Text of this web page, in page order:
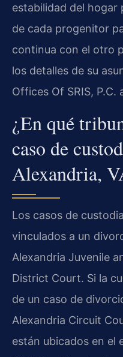
estabilidad del hogar
de cada progenitor
continua con el otro
los detalles de su
Offices Of SRIS, P.C.
¿En qué
caso de
Alexandria,
Los casos de
vinculados a un
Alexandria Juvenile
District Court. Si la
de un caso de
Alexandria Circuit
están ubicados en el